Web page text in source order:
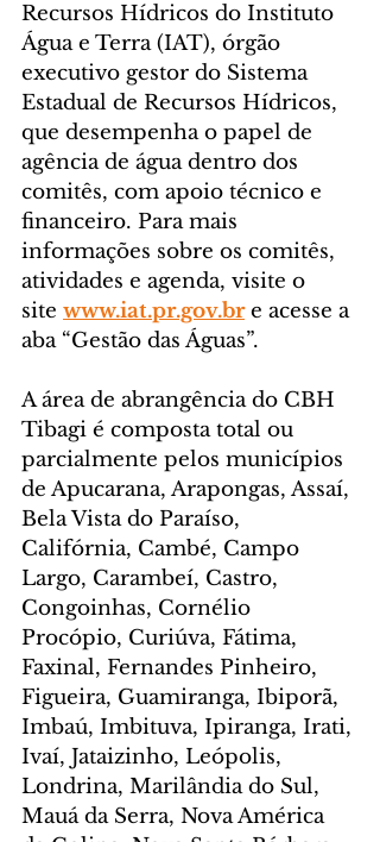
Recursos Hídricos do Instituto
Água e Terra (IAT), órgão
executivo gestor do Sistema
Estadual de Recursos Hídricos,
que desempenha o papel de
agência de água dentro dos
comitês, com apoio técnico e
financeiro. Para mais
informações sobre os comitês,
atividades e agenda, visite o
site www.iat.pr.gov.br e acesse a
aba “Gestão das Águas”.
A área de abrangência do CBH
Tibagi é composta total ou
parcialmente pelos municípios
de Apucarana, Arapongas, Assaí,
Bela Vista do Paraíso,
Califórnia, Cambé, Campo
Largo, Carambeí, Castro,
Congoinhas, Cornélio
Procópio, Curiúva, Fátima,
Faxinal, Fernandes Pinheiro,
Figueira, Guamiranga, Ibiporã,
Imbaú, Imbituva, Ipiranga, Irati,
Ivaí, Jataizinho, Leópolis,
Londrina, Marilândia do Sul,
Mauá da Serra, Nova América